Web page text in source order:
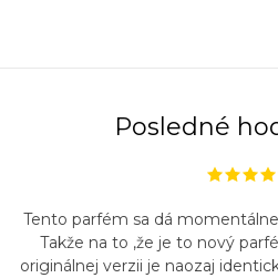
Posledné
Tento parfém sa dá
Takže na to ,že je to nový
originálnej verzii je naozaj